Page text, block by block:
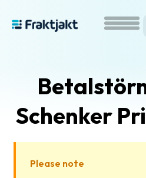
Schenker
Please note